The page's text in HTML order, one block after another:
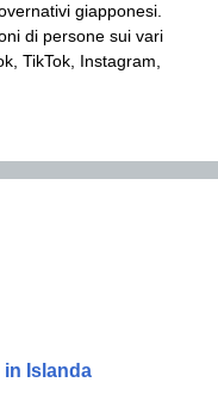
in Islanda
giapponesi.
di persone sui vari
TikTok, Instagram,